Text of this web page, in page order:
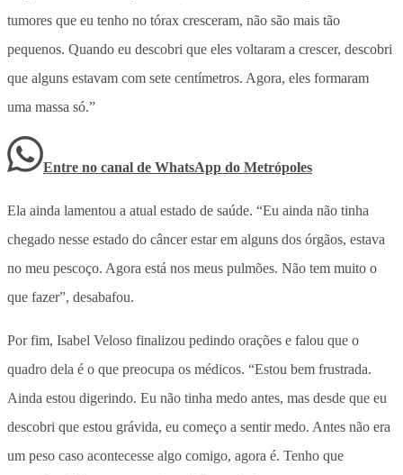
tumores que eu tenho no tórax cresceram, não são mais tão
pequenos. Quando eu descobri que eles voltaram a crescer, descobri
que alguns estavam com sete centímetros. Agora, eles formaram
uma massa só.”
Entre no canal de WhatsApp do Metrópoles
Ela ainda lamentou a atual estado de saúde. “Eu ainda não tinha
chegado nesse estado do câncer estar em alguns dos órgãos, estava
no meu pescoço. Agora está nos meus pulmões. Não tem muito o
que fazer”, desabafou.
Por fim, Isabel Veloso finalizou pedindo orações e falou que o
quadro dela é o que preocupa os médicos. “Estou bem frustrada.
Ainda estou digerindo. Eu não tinha medo antes, mas desde que eu
descobri que estou grávida, eu começo a sentir medo. Antes não era
um peso caso acontecesse algo comigo, agora é. Tenho que